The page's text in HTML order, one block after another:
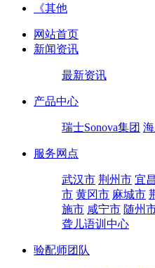
《其他
网站首页
新闻资讯
最新资讯
产品中心
瑞士Sonova集团
服务网点
武汉市 荆州市 宜
市 黄冈市 麻城市
施市 咸宁市 随州
聋儿语训中心
验配师团队